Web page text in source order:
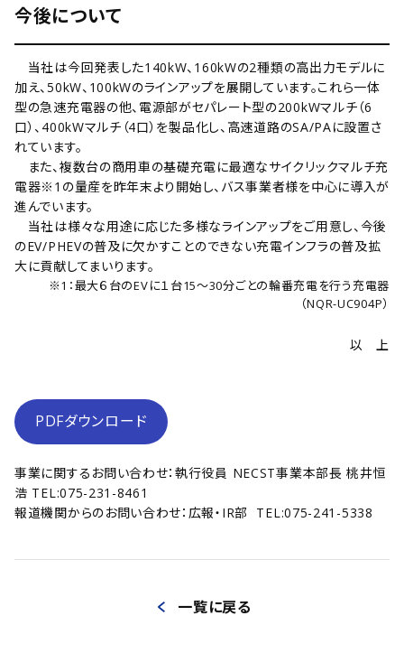
今後について
当社は今回発表した140kW、160kWの2種類の高出力モデルに
加え、50kW、100kWのラインアップを展開しています。これら一体
型の急速充電器の他、電源部がセパレート型の200kWマルチ（6
口）、400kWマルチ（4口）を製品化し、高速道路のSA/PAに設置さ
れています。
また、複数台の商用車の基礎充電に最適なサイクリックマルチ充
電器※1 の量産を昨年末より開始し、バス事業者様を中心に導入が
進んでいます。
当社は様々な用途に応じた多様なラインアップをご用意し、今後
のEV/PHEVの普及に欠かすことのできない充電インフラの普及拡
大に貢献してまいります。
※1：最大６台のEVに１台15～30分ごとの輪番充電を行う充電器
（NQR-UC904P）
以 上
PDFダウンロード
事業に関するお問い合わせ：執行役員 NECST事業本部長 桃井恒
浩 TEL:075-231-8461
報道機関からのお問い合わせ：広報・IR部 TEL:075-241-5338
一覧に戻る